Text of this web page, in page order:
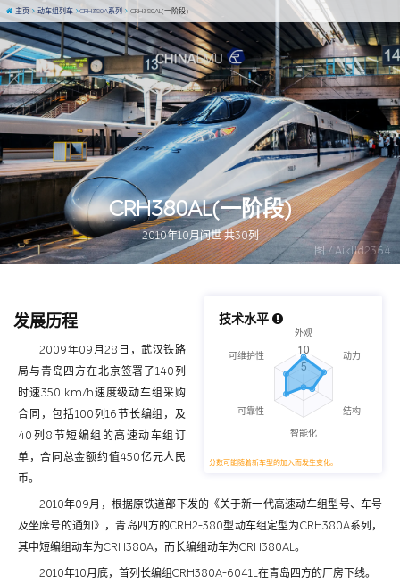
图 / Aiklld2364
CRH380AL(一阶段)
2010年10月问世 共30列
主页 动车组列车 CRH380A系列 CRH380AL(一阶段)
技术水平
分数可能随着新车型的加入而发生变化。
发展历程
2009年09月28日，武汉铁路
局与青岛四方在北京签署了140列
时速350 km/h速度级动车组采购
合同，包括100列16节长编组，及
40列8节短编组的高速动车组订
单，合同总金额约值450亿元人民
币。
2010年09月，根据原铁道部下发的《关于新一代高速动车组型号、车号
及坐席号的通知》，青岛四方的CRH2-380型动车组定型为CRH380A系列，
其中短编组动车为CRH380A，而长编组动车为CRH380AL。
2010年10月底，首列长编组CRH380A-6041L在青岛四方的厂房下线。